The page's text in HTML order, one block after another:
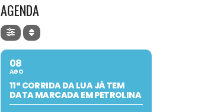
AGENDA
08
AGO
11ª CORRIDA DA LUA JÁ TEM
DATA MARCADA EM PETROLINA